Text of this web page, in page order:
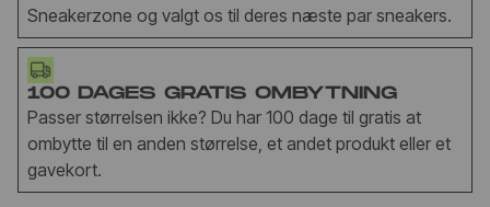
Sneakerzone og valgt os til deres næste par sneakers.
100 DAGES GRATIS OMBYTNING
Passer størrelsen ikke? Du har 100 dage til gratis at
ombytte til en anden størrelse, et andet produkt eller et
gavekort.